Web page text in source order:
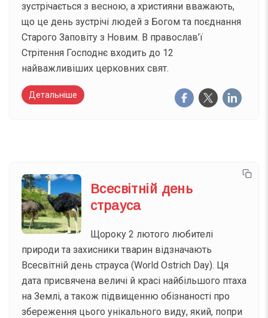
зустрічається з весною, а християни вважають,
що це день зустрічі людей з Богом та поєднання
Старого Заповіту з Новим. В православ’ї
Стрітення Господнє входить до 12
найважливіших церковних свят.
Детальніше
Всесвітній день
страуса
Щороку 2 лютого любителі
природи та захисники тварин відзначають
Всесвітній день страуса (World Ostrich Day). Ця
дата присвячена величі й красі найбільшого птаха
на Землі, а також підвищенню обізнаності про
збереження цього унікального виду, який, попри